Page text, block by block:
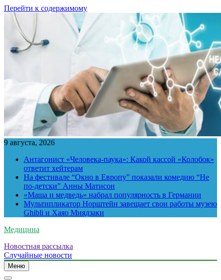
Перейти к содержимому
9 августа, 2026
Антагонист «Человека-паука»: Какой кассой «Колобок»
ответит хейтерам
На фестивале “Окно в Европу” показали комедию “Не
по-детски” Анны Матисон
«Маша и медведь» набрал популярность в Германии
Мультипликатор Норштейн завещает свои работы музею
Ghibli и Хаяо Миядзаки
Медицина
Новостная рассылка
Случайные новости
Меню